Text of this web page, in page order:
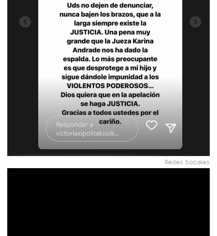
Redes Sociales